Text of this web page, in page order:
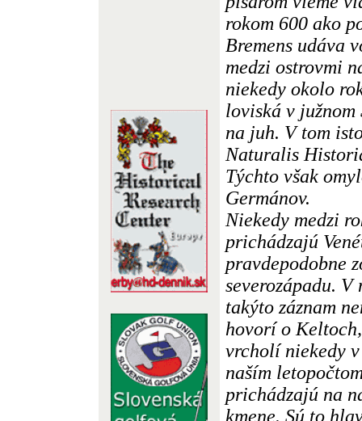
rokom 600 ako
Bremens udáva
medzi ostrovmi
niekedy okolo
loviská v južnom
na juh. V tom
Naturalis
Týchto však
Germánov.
Niekedy medzi
prichádzajú
pravdepodobne
severozápadu.
takýto záznam
hovorí o
vrcholí niekedy
naším
prichádzajú na
kmene. Sú to